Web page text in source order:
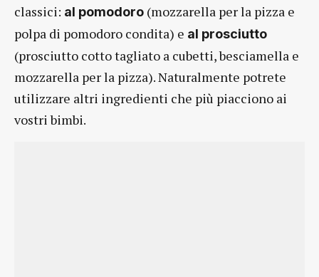
classici: al pomodoro (mozzarella per la pizza e
polpa di pomodoro condita) e al prosciutto
(prosciutto cotto tagliato a cubetti, besciamella e
mozzarella per la pizza). Naturalmente potrete
utilizzare altri ingredienti che più piacciono ai
vostri bimbi.